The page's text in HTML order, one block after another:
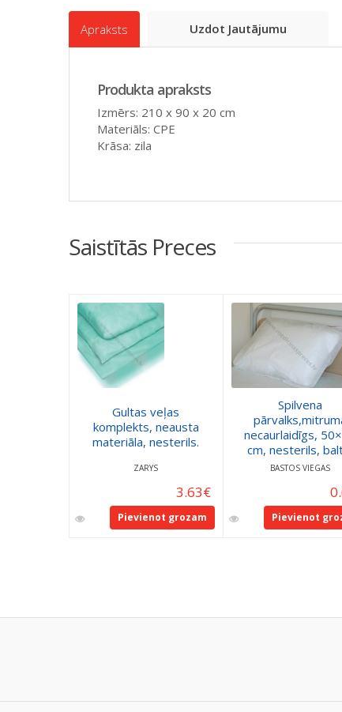
Apraksts Uzdot Jautājumu
Produkta apraksts
Izmērs: 210 x 90 x 20 cm
Materiāls: CPE
Krāsa: zila
Saistītās Preces
Gultas veļas
komplekts, neausta
materiāla, nesterils.
ZARYS
3.63€
Pievienot grozam
Spilvena
necaurlaidīgs,
cm, nesterils,
BASTOS VIEGAS
Pievienot